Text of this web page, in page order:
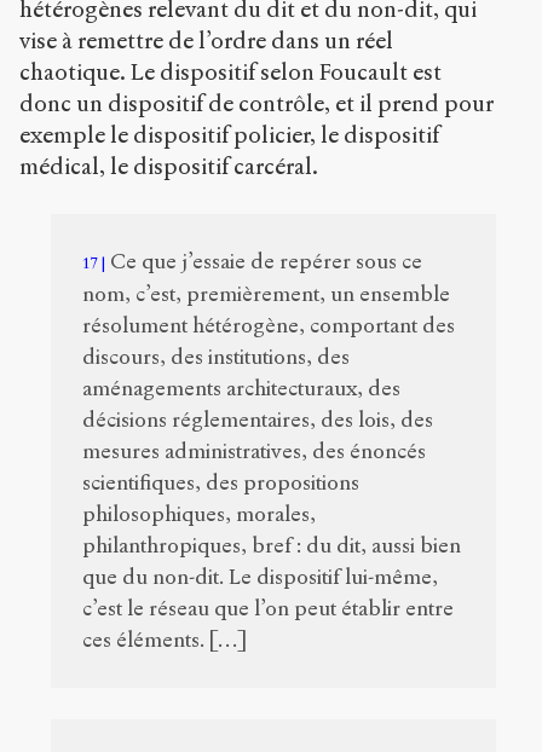
hétérogènes relevant du dit et du non-dit, qui
vise à remettre de l’ordre dans un réel
chaotique. Le dispositif selon Foucault est
donc un dispositif de contrôle, et il prend pour
exemple le dispositif policier, le dispositif
médical, le dispositif carcéral.
17
Ce que j’essaie de repérer sous ce
nom, c’est, premièrement, un ensemble
résolument hétérogène, comportant des
discours, des institutions, des
aménagements architecturaux, des
décisions réglementaires, des lois, des
mesures administratives, des énoncés
scientifiques, des propositions
philosophiques, morales,
philanthropiques, bref : du dit, aussi bien
que du non-dit. Le dispositif lui-même,
c’est le réseau que l’on peut établir entre
ces éléments. […]